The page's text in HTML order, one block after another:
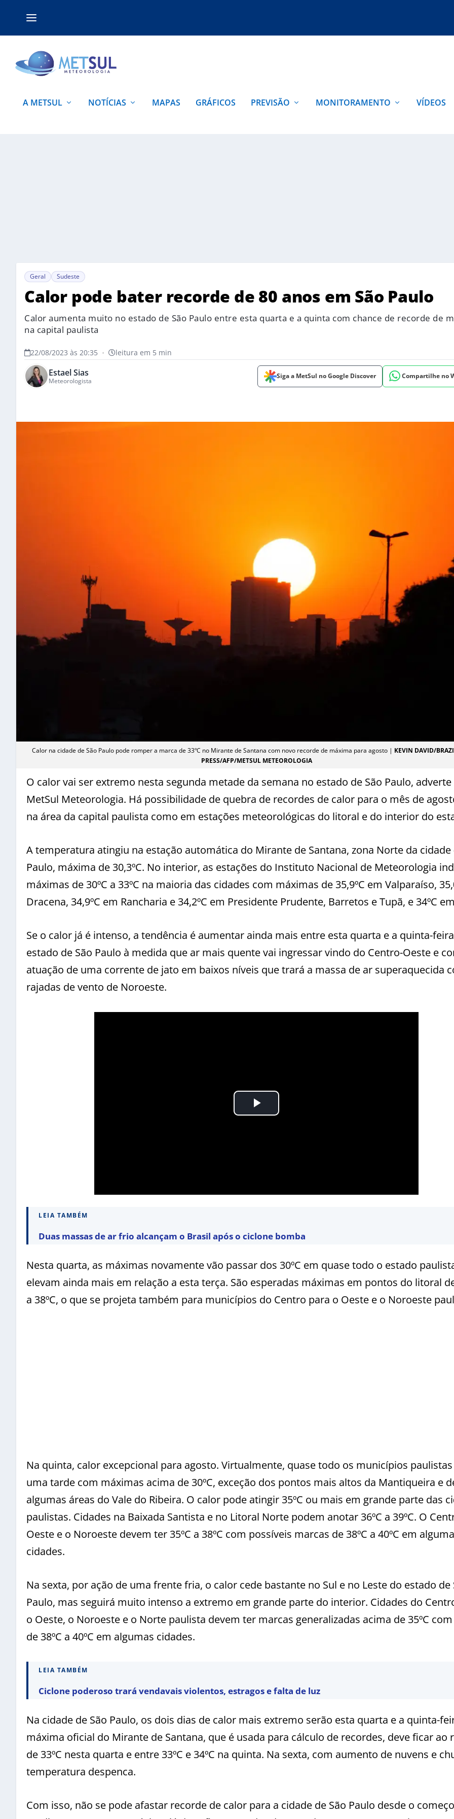
A METSUL NOTÍCIAS MAPAS GRÁFICOS PREVISÃO MONITORAMENTO VÍDEOS
Geral Sudeste
Calor pode bater recorde de 80 anos em São Paulo
Calor aumenta muito no estado de São Paulo entre esta quarta e a quinta com chance de recorde de
na capital paulista
22/08/2023 às 20:35 • leitura em 5 min
Estael Sias
Meteorologista
Siga a MetSul no Google Discover Compartilhe no
Calor na cidade de São Paulo pode romper a marca de 33ºC no Mirante de Santana com novo recorde de máxima para agosto | KEVIN DAVID/
PRESS/AFP/METSUL METEOROLOGIA
O calor vai ser extremo nesta segunda metade da semana no estado de São Paulo, adverte
MetSul Meteorologia. Há possibilidade de quebra de recordes de calor para o mês de
na área da capital paulista como em estações meteorológicas do litoral e do interior do
A temperatura atingiu na estação automática do Mirante de Santana, zona Norte da cidade
Paulo, máxima de 30,3ºC. No interior, as estações do Instituto Nacional de Meteorologia
máximas de 30ºC a 33ºC na maioria das cidades com máximas de 35,9ºC em Valparaíso,
Dracena, 34,9ºC em Rancharia e 34,2ºC em Presidente Prudente, Barretos e Tupã, e 34ºC
Se o calor já é intenso, a tendência é aumentar ainda mais entre esta quarta e a quinta-
estado de São Paulo à medida que ar mais quente vai ingressar vindo do Centro-Oeste e
atuação de uma corrente de jato em baixos níveis que trará a massa de ar superaquecida
rajadas de vento de Noroeste.
LEIA TAMBÉM
Duas massas de ar frio alcançam o Brasil após o ciclone bomba
Nesta quarta, as máximas novamente vão passar dos 30ºC em quase todo o estado
elevam ainda mais em relação a esta terça. São esperadas máximas em pontos do litoral
a 38ºC, o que se projeta também para municípios do Centro para o Oeste e o Noroeste
Na quinta, calor excepcional para agosto. Virtualmente, quase todo os municípios
uma tarde com máximas acima de 30ºC, exceção dos pontos mais altos da Mantiqueira e
algumas áreas do Vale do Ribeira. O calor pode atingir 35ºC ou mais em grande parte das
paulistas. Cidades na Baixada Santista e no Litoral Norte podem anotar 36ºC a 39ºC. O
Oeste e o Noroeste devem ter 35ºC a 38ºC com possíveis marcas de 38ºC a 40ºC em
cidades.
Na sexta, por ação de uma frente fria, o calor cede bastante no Sul e no Leste do estado de
Paulo, mas seguirá muito intenso a extremo em grande parte do interior. Cidades do
o Oeste, o Noroeste e o Norte paulista devem ter marcas generalizadas acima de 35ºC
de 38ºC a 40ºC em algumas cidades.
LEIA TAMBÉM
Ciclone poderoso trará vendavais violentos, estragos e falta de luz
Na cidade de São Paulo, os dois dias de calor mais extremo serão esta quarta e a quinta-
máxima oficial do Mirante de Santana, que é usada para cálculo de recordes, deve ficar ao
de 33ºC nesta quarta e entre 33ºC e 34ºC na quinta. Na sexta, com aumento de nuvens e
temperatura despenca.
Com isso, não se pode afastar recorde de calor para a cidade de São Paulo desde o